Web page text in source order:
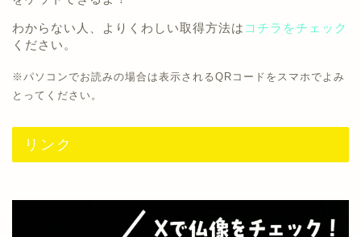
わからない人、よりくわしい取得方法は コチラをチェック
ください。
※パソコンでお読みの場合は表示されるQRコードをスマホでよみ
とってください。
リンク